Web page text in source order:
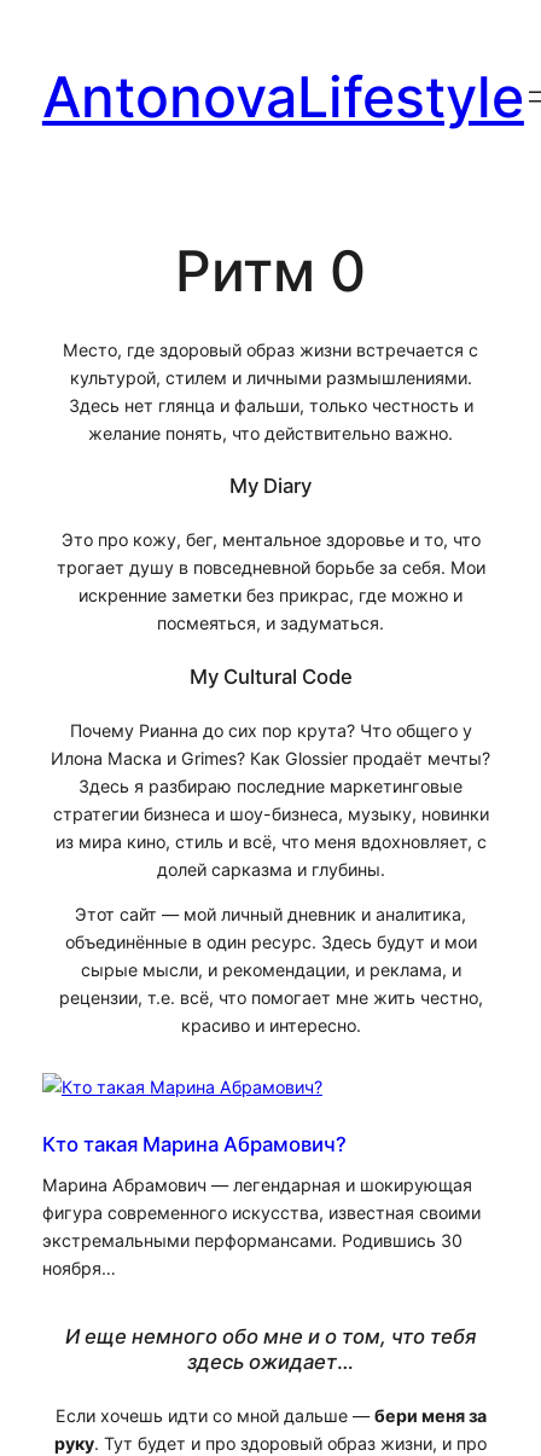
содержимому
AntonovaLifestyle
Ритм 0
Место, где здоровый образ жизни встречается с
культурой, стилем и личными размышлениями.
Здесь нет глянца и фальши, только честность и
желание понять, что действительно важно.
My Diary
Это про кожу, бег, ментальное здоровье и то, что
трогает душу в повседневной борьбе за себя. Мои
искренние заметки без прикрас, где можно и
посмеяться, и задуматься.
My Cultural Code
Почему Рианна до сих пор крута? Что общего у
Илона Маска и Grimes? Как Glossier продаёт мечты?
Здесь я разбираю последние маркетинговые
стратегии бизнеса и шоу-бизнеса, музыку, новинки
из мира кино, стиль и всё, что меня вдохновляет, с
долей сарказма и глубины.
Этот сайт — мой личный дневник и аналитика,
объединённые в один ресурс. Здесь будут и мои
сырые мысли, и рекомендации, и реклама, и
рецензии, т.е. всё, что помогает мне жить честно,
красиво и интересно.
Кто такая Марина Абрамович?
Марина Абрамович — легендарная и шокирующая
фигура современного искусства, известная своими
экстремальными перформансами. Родившись 30
ноября…
И еще немного обо мне и о том, что тебя
здесь ожидает…
Если хочешь идти со мной дальше —бери меня за
руку. Тут будет и про здоровый образ жизни, и про